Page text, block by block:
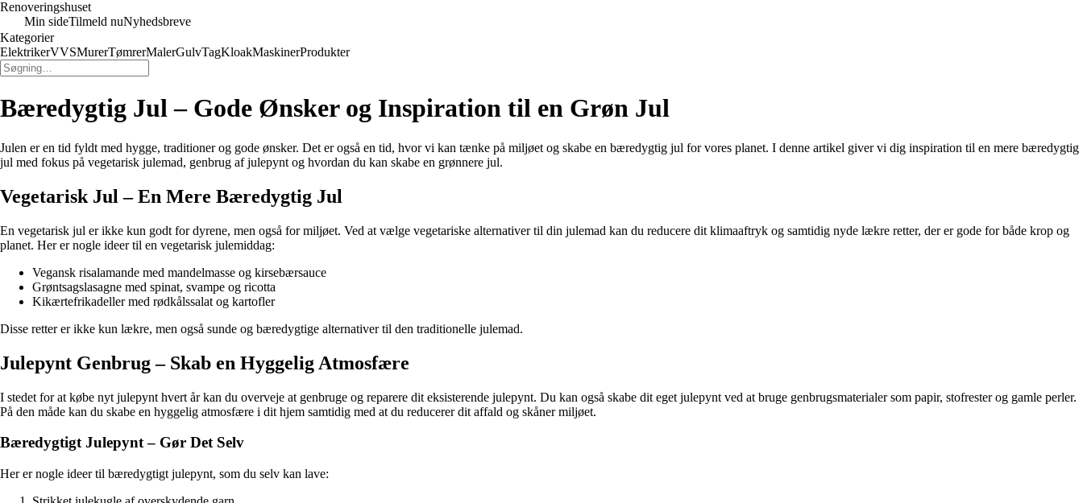
Renoveringshuset
Min sideTilmeld nuNyhedsbreve
Kategorier
ElektrikerVVSMurerTømrerMalerGulvTagKloakMaskinerProdukter
Bæredygtig Jul – Gode Ønsker og Inspiration til en Grøn Jul
Julen er en tid fyldt med hygge, traditioner og gode ønsker. Det er også en tid, hvor vi kan tænke på miljøet og skabe en bæredygtig jul for vores planet. I denne artikel giver vi dig inspiration til en mere bæredygtig
jul med fokus på vegetarisk julemad, genbrug af julepynt og hvordan du kan skabe en grønnere jul.
Vegetarisk Jul – En Mere Bæredygtig Jul
En vegetarisk jul er ikke kun godt for dyrene, men også for miljøet. Ved at vælge vegetariske alternativer til din julemad kan du reducere dit klimaaftryk og samtidig nyde lækre retter, der er gode for både krop og
planet. Her er nogle ideer til en vegetarisk julemiddag:
Vegansk risalamande med mandelmasse og kirsebærsauce
Grøntsagslasagne med spinat, svampe og ricotta
Kikærtefrikadeller med rødkålssalat og kartofler
Disse retter er ikke kun lækre, men også sunde og bæredygtige alternativer til den traditionelle julemad.
Julepynt Genbrug – Skab en Hyggelig Atmosfære
I stedet for at købe nyt julepynt hvert år kan du overveje at genbruge og reparere dit eksisterende julepynt. Du kan også skabe dit eget julepynt ved at bruge genbrugsmaterialer som papir, stofrester og gamle perler.
På den måde kan du skabe en hyggelig atmosfære i dit hjem samtidig med at du reducerer dit affald og skåner miljøet.
Bæredygtigt Julepynt – Gør Det Selv
Her er nogle ideer til bæredygtigt julepynt, som du selv kan lave: